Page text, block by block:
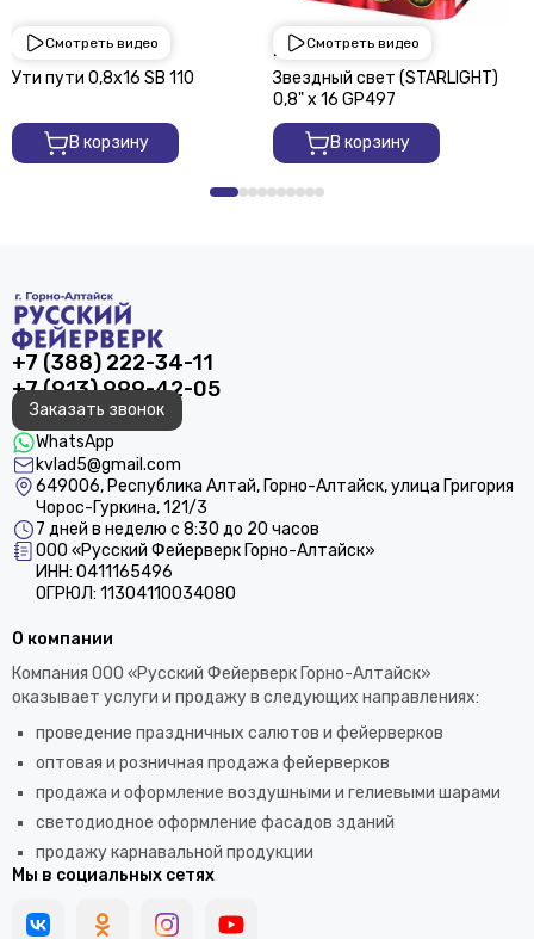
Смотреть видео
1 950 ₽
Ути пути 0,8х16 SВ 110
В корзину
Смотреть видео
2 250 ₽
Звездный свет (STARLIGHT)
0,8" х 16 GP497
В корзину
+7 (388) 222-34-11
+7 (913) 999-42-05
Заказать звонок
WhatsApp
kvlad5@gmail.com
649006, Республика Алтай, Горно-Алтайск, улица Григория
Чорос-Гуркина, 121/3
7 дней в неделю с 8:30 до 20 часов
ООО «Русский Фейерверк Горно-Алтайск»
ИНН: 0411165496
ОГРЮЛ: 11304110034080
О компании
Компания ООО «Русский Фейерверк Горно-Алтайск»
оказывает услуги и продажу в следующих направлениях:
проведение праздничных салютов и фейерверков
оптовая и розничная продажа фейерверков
продажа и оформление воздушными и гелиевыми шарами
светодиодное оформление фасадов зданий
продажу карнавальной продукции
Мы в социальных сетях